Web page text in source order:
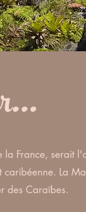
France, serait
La
des Caraïbes.